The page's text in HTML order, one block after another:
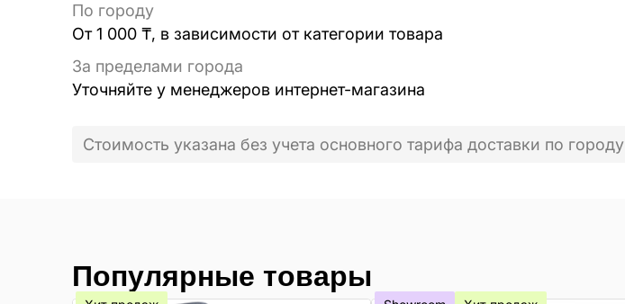
По городу
От 1 000 ₸, в зависимости от категории товара
За пределами города
Уточняйте у менеджеров интернет-магазина
Стоимость указана без учета основного тарифа доставки по городу
Популярные товары